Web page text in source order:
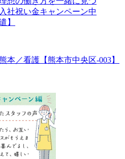
社祝い金キャンペーン中
】
本／看護【熊本市中央区-003】